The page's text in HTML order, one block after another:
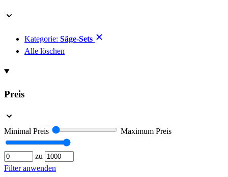
Kategorie: Säge-Sets
Alle löschen
Preis
Minimal Preis Maximum Preis
zu
Filter anwenden